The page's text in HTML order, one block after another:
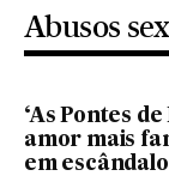
Abusos
‘As Pontes
amor mais
em escândalo